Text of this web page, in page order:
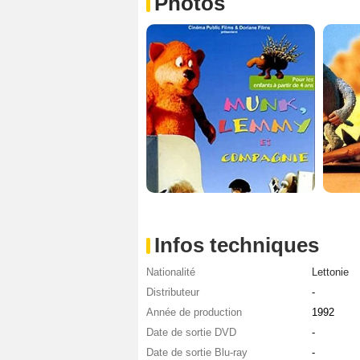
Infos techniques
Nationalité
Lettonie
Distributeur
-
Année de production
1992
Date de sortie DVD
-
Date de sortie Blu-ray
-